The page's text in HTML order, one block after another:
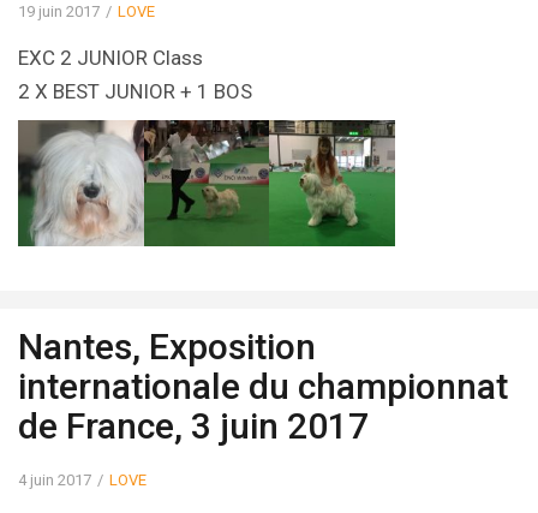
19 juin 2017 LOVE
EXC 2 JUNIOR Class
2 X BEST JUNIOR + 1 BOS
Nantes, Exposition
internationale du championnat
de France, 3 juin 2017
4 juin 2017 LOVE